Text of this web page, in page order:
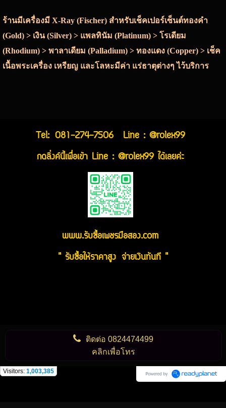
ร้านมีเครื่องมี X-Ray (Fischer) สำหรับเช็คเปอร์เซ็นต์ทองคำ
(Gold) > เงิน (Silver) > แพลทินัม (Platinum) > โรเดียม
(Rhodium) > พาลาเดียม (Palladium) > ทองแดง (Copper) > เช็ค
เนื้อพระเครื่อง เหรียญ และโลหะมีค่า แร่ธาตุต่างๆ ไว้บริการ
Tel: 081-274-7506
Line : @rolex99
กดลิ่งค์นี้เพื่อเข้า Line : @rolex99 ได้เลยค่ะ
www.รับซื้อเพชรมือสอง.com
" รับซื้อให้ราคาสูง จ่ายเงินทันที "
ติดต่อ0824474499
คลิกเพื่อโทร
Visitors: 1,003,385